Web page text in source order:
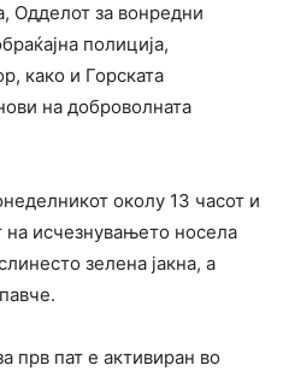
Одделот за вонредни
полиција,
како и Горската
на доброволната
околу 13 часот и
исчезнувањето носела
зелена јакна, а
прв пат е активиран во